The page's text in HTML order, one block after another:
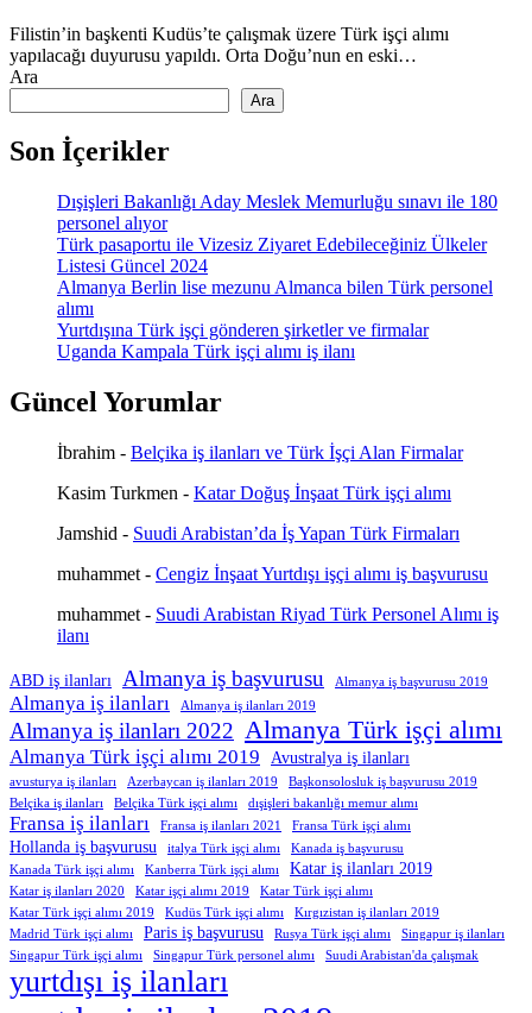
Filistin’in başkenti Kudüs’te çalışmak üzere Türk işçi alımı
yapılacağı duyurusu yapıldı. Orta Doğu’nun en eski…
Ara
Ara
Son İçerikler
Dışişleri Bakanlığı Aday Meslek Memurluğu sınavı ile 180
personel alıyor
Türk pasaportu ile Vizesiz Ziyaret Edebileceğiniz Ülkeler
Listesi Güncel 2024
Almanya Berlin lise mezunu Almanca bilen Türk personel
alımı
Yurtdışına Türk işçi gönderen şirketler ve firmalar
Uganda Kampala Türk işçi alımı iş ilanı
Güncel Yorumlar
İbrahim - Belçika iş ilanları ve Türk İşçi Alan Firmalar
Kasim Turkmen - Katar Doğuş İnşaat Türk işçi alımı
Jamshid - Suudi Arabistan’da İş Yapan Türk Firmaları
muhammet - Cengiz İnşaat Yurtdışı işçi alımı iş başvurusu
muhammet - Suudi Arabistan Riyad Türk Personel Alımı iş
ilanı
ABD iş ilanları Almanya iş başvurusu Almanya iş başvurusu 2019
Almanya iş ilanları Almanya iş ilanları 2019
Almanya iş ilanları 2022 Almanya Türk işçi alımı
Almanya Türk işçi alımı 2019 Avustralya iş ilanları
avusturya iş ilanları Azerbaycan iş ilanları 2019
Başkonsolosluk iş başvurusu 2019
Belçika iş ilanları
Belçika Türk işçi alımı dışişleri bakanlığı memur alımı
Fransa iş ilanları Fransa iş ilanları 2021 Fransa Türk işçi alımı
Hollanda iş başvurusu italya Türk işçi alımı
Kanada iş başvurusu
Kanada Türk işçi alımı
Kanberra Türk işçi alımı Katar iş ilanları 2019
Katar iş ilanları 2020 Katar işçi alımı 2019
Katar Türk işçi alımı
Katar Türk işçi alımı 2019
Kudüs Türk işçi alımı
Kırgızistan iş ilanları 2019
Madrid Türk işçi alımı
Paris iş başvurusu Rusya Türk işçi alımı
Singapur iş ilanları
Singapur Türk işçi alımı
Singapur Türk personel alımı Suudi Arabistan'da çalışmak
yurtdışı iş ilanları